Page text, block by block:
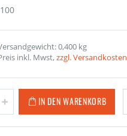
0,400 kg
inkl. Mwst,zzgl. Versandkosten
IN DEN WARENKORB